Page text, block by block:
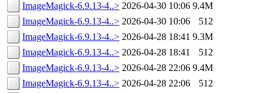
ImageMagick-6.9.13-4..> 2026-04-30 10:06 9.4M
ImageMagick-6.9.13-4..> 2026-04-30 10:06
512
ImageMagick-6.9.13-4..> 2026-04-28 18:41 9.3M
ImageMagick-6.9.13-4..> 2026-04-28 18:41
512
ImageMagick-6.9.13-4..> 2026-04-28 22:06 9.4M
ImageMagick-6.9.13-4..> 2026-04-28 22:06
512